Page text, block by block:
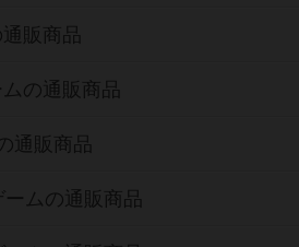
販商品
の通販商品
通販商品
ムの通販商品